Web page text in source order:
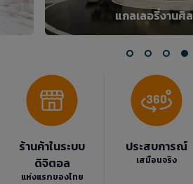
มินิจตุจักร
ร้านค้าในระบบ
ดิจิตอล
แห่งแรกของไทย
ประสบการณ์
เสมือนจริง